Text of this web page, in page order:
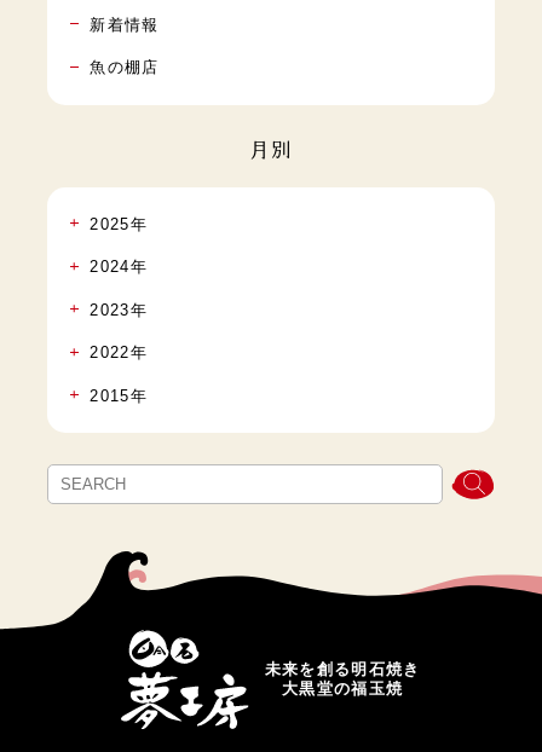
新着情報
魚の棚店
月別
2025年
2024年
2023年
2022年
2015年
未来を創る明石焼き
大黒堂の福玉焼